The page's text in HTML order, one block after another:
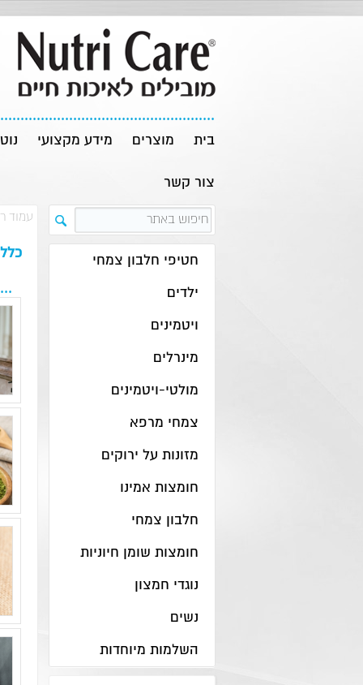
בית מוצרים מידע מקצועי
צור קשר
עמוד
חטיפי חלבון צמחי
ילדים
ויטמינים
מינרלים
מולטי-ויטמינים
צמחי מרפא
מזונות על ירוקים
חומצות אמינו
חלבון צמחי
חומצות שומן חיוניות
נוגדי חמצון
נשים
השלמות מיוחדות